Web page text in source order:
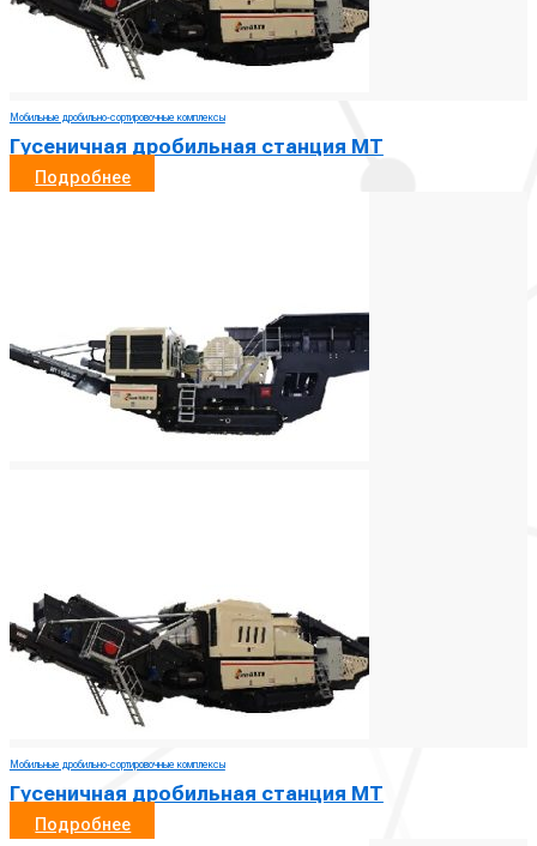
Мобильные дробильно-сортировочные комплексы
Гусеничная дробильная станция МТ
Подробнее
Мобильные дробильно-сортировочные комплексы
Гусеничная дробильная станция МТ
Подробнее